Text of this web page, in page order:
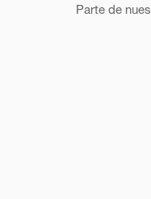
Parte de